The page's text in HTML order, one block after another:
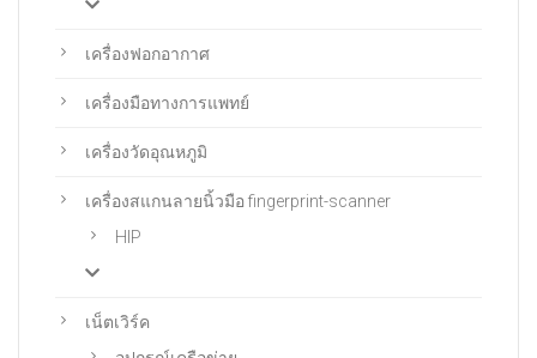
เครื่องฟอกอากาศ
เครื่องมือทางการแพทย์
เครื่องวัดอุณหภูมิ
เครื่องสแกนลายนิ้วมือ fingerprint-scanner
HIP
เน็ตเวิร์ค